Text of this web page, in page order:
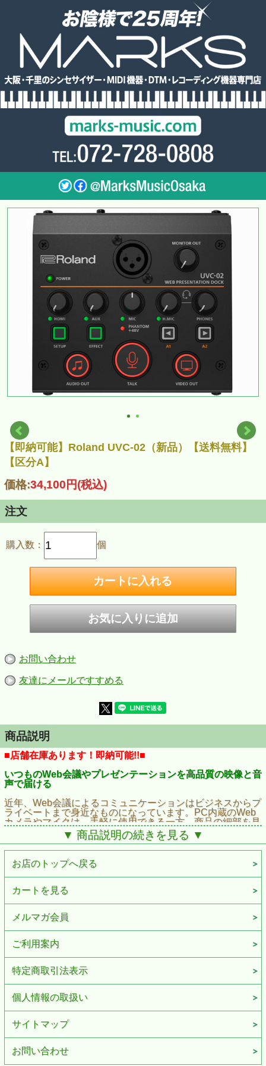
【即納可能】Roland UVC-02（新品）【送料無料】
【区分A】
価格:34,100円(税込)
注文
購入数： 個
お問い合わせ
友達にメールですすめる
商品説明
■店舗在庫あります！即納可能!!■
いつものWeb会議やプレゼンテーションを高品質の映像と音
声で届ける
近年、Web会議によるコミュニケーションはビジネスからプ
ライベートまで身近なものになっています。PC内蔵のWeb
カメラやマイクは、手軽に使用できる一方、商品の細部を見
せたり、会話から情報以上の想いやメッセージを伝えるため
のクオリティとしては物足りない一面もあるでしょう。
RolandのWebプレゼンテーション・ドックUVC-02はシンプ
ルな設定で高品質の映像と音声をPCに送り、伝えたいイメ
ージやメッセージをしっかりと聞き手に届けることで、オン
ラインによるコミュニケーションをこれまで以上に充実した
ものにすることができます。
プレゼンテーションに集中できる環境をサポート
UVC-02は自宅のデスクに置けるコンパクト・サイズながら、Web会議の映像と音声の品質をア
の他必要なオーディオ機器をUVC-02に集約し、1本のUSBケーブルでPCに接続。Web会議用ア
プリケーションに直接送出できます。本体のノブやボタンには、音量の調整やスライドのページ
送りなど、PCのアプリケーションを操作する機能も備わっています。マウスやキーボードなどい
くつもの機器の操作に追われる心配はなく、プレゼンテーションに集中することができます。
・プロ品質の映像機器と音響機器の接続に対応。Web会議などのオンライン・コミュニケーショ
ンのクオリティを向上するデスクトップ用ドッキング・ステーション
・HDMI入力はエンベデット・オーディオをサポート。さらにスケーラー機能の搭載により、さ
出を実現
▼ 商品説明の続きを見る ▼
お店のトップへ戻る
カートを見る
メルマガ会員
ご利用案内
特定商取引法表示
個人情報の取扱い
サイトマップ
お問い合わせ